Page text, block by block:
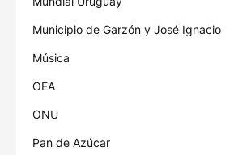
Municipio de Garzón y José Ignacio
Música
OEA
ONU
Pan de Azúcar